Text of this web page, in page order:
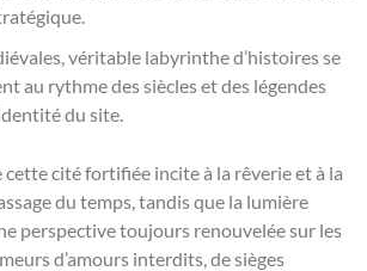
véritable labyrinthe d’histoires se
au rythme des siècles et des légendes
du site.
cité fortifiée incite à la rêverie et à la
du temps, tandis que la lumière
perspective toujours renouvelée sur les
d’amours interdits, de sièges